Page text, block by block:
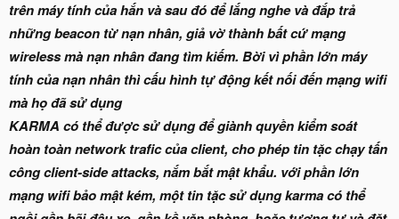
trên máy tính của hắn và sau đó để lắng nghe và đắp trả
những beacon từ nạn nhân, giả vờ thành bất cứ mạng
wireless mà nạn nhân đang tìm kiếm. Bời vì phần lớn máy
tính của nạn nhân thì cấu hình tự động kết nối đến mạng wifi
mà họ đã sử dụng
KARMA có thể được sử dụng để giành quyền kiểm soát
hoàn toàn network trafic của client, cho phép tin tặc chạy tấn
công client-side attacks, nắm bắt mật khẩu. với phần lớn
mạng wifi bảo mật kém, một tin tặc sử dụng karma có thể